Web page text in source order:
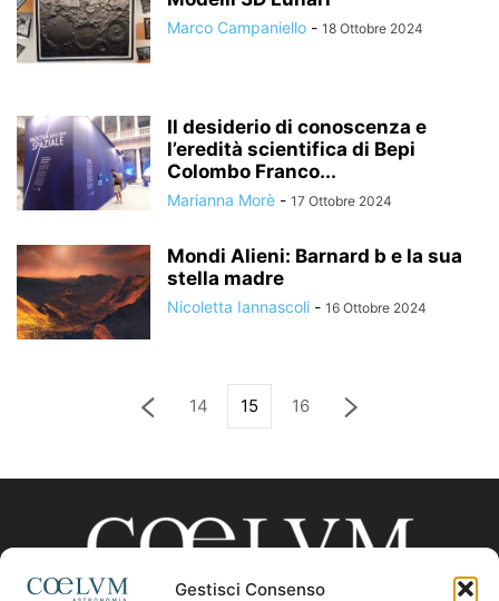
Gestisci Consenso
Marco Campaniello - 18 Ottobre 2024
Il desiderio di conoscenza e
l’eredità scientifica di Bepi
Colombo Franco...
Marianna Morè - 17 Ottobre 2024
Mondi Alieni: Barnard b e la sua
stella madre
Nicoletta Iannascoli - 16 Ottobre 2024
14 15 16